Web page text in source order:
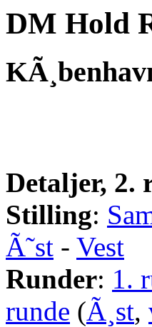
DM Hold
Detaljer, 2.
Stilling:
Ã˜st - Vest
Runder: 1.
runde (Ã¸st,